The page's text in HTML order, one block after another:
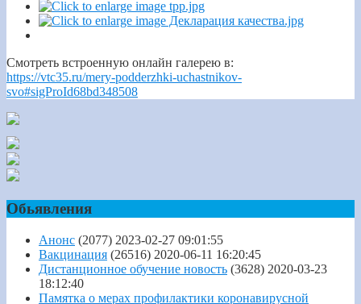
Смотреть встроенную онлайн галерею в:
https://vtc35.ru/mery-podderzhki-uchastnikov-
svo#sigProId68bd348508
Обьявления
Анонс (2077) 2023-02-27 09:01:55
Вакцинация (26516) 2020-06-11 16:20:45
Дистанционное обучение новость (3628) 2020-03-23
18:12:40
Памятка о мерах профилактики коронавирусной